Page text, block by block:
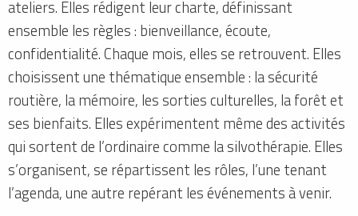
ateliers. Elles rédigent leur charte, définissant
ensemble les règles : bienveillance, écoute,
confidentialité. Chaque mois, elles se retrouvent. Elles
choisissent une thématique ensemble : la sécurité
routière, la mémoire, les sorties culturelles, la forêt et
ses bienfaits. Elles expérimentent même des activités
qui sortent de l’ordinaire comme la silvothérapie. Elles
s’organisent, se répartissent les rôles, l’une tenant
l’agenda, une autre repérant les événements à venir.